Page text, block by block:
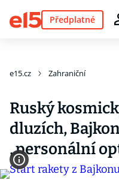
Předplatné
e15.cz Zahraniční
Ruský
dluzích,
„personální